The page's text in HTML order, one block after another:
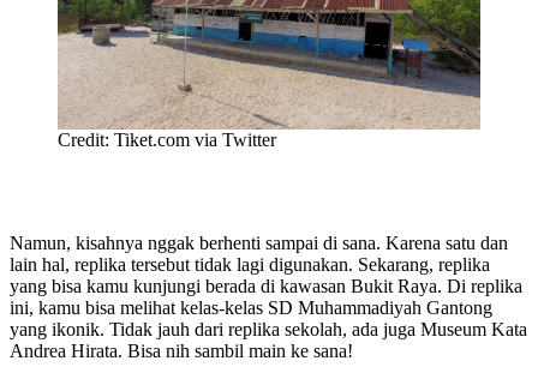
Credit: Tiket.com via Twitter
Namun, kisahnya nggak berhenti sampai di sana. Karena satu dan
lain hal, replika tersebut tidak lagi digunakan. Sekarang, replika
yang bisa kamu kunjungi berada di kawasan Bukit Raya. Di replika
ini, kamu bisa melihat kelas-kelas SD Muhammadiyah Gantong
yang ikonik. Tidak jauh dari replika sekolah, ada juga Museum Kata
Andrea Hirata. Bisa nih sambil main ke sana!